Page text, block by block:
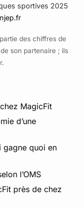
sportives 2025
des chiffres de
son partenaire ; ils
MagicFit
d’une
gagne quoi en
l’OMS
près de chez